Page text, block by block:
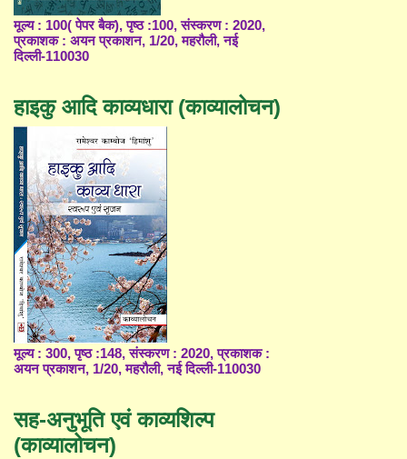
मूल्य : 100( पेपर बैक), पृष्ठ :100, संस्करण : 2020,
प्रकाशक : अयन प्रकाशन, 1/20, महरौली, नई
दिल्ली-110030
हाइकु आदि काव्यधारा (काव्यालोचन)
मूल्य : 300, पृष्ठ :148, संस्करण : 2020, प्रकाशक :
अयन प्रकाशन, 1/20, महरौली, नई दिल्ली-110030
सह-अनुभूति एवं काव्यशिल्प
(काव्यालोचन)